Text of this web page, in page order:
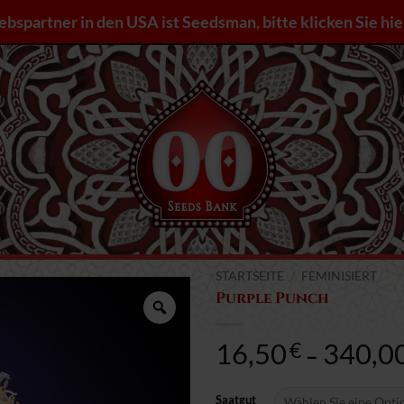
Zoomen
STARTSEITE FEMINISIERT
Purple Punch
16,50€ –
Saatgut
in den USA ist Seedsman, bitte klicken Sie